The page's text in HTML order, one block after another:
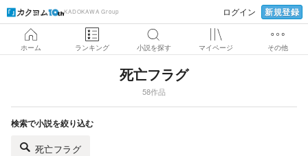
KADOKAWA Group ログイン 新規登録
ホーム ランキング 小説を探す マイページ その他
死亡フラグ
58作品
検索で小説を絞り込む
死亡フラグ